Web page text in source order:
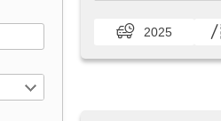
2025